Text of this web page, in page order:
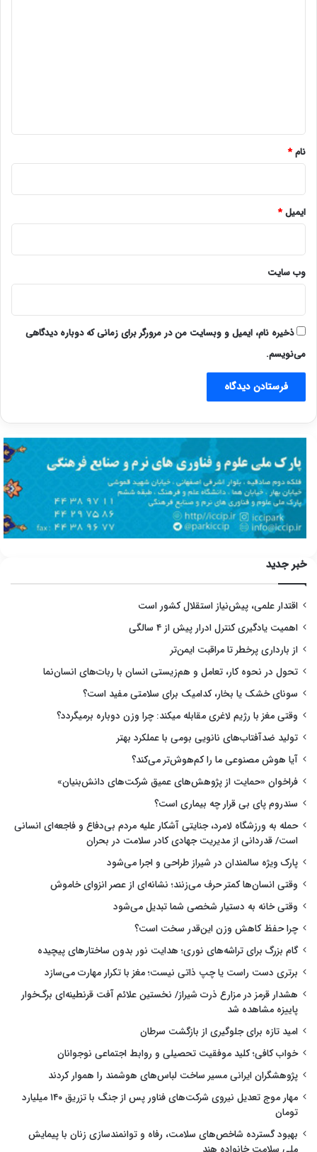
نام*
ایمیل*
وب‌ سایت
ذخیره نام، ایمیل و وبسایت من در مرورگر برای زمانی که دوباره دیدگاهی
می‌نویسم.
خبر جدید
اقتدار علمی، پیش‌نیاز استقلال کشور است
اهمیت یادگیری کنترل ادرار پیش از ۴ سالگی
از بارداری پرخطر تا مراقبت ایمن‌تر
تحول در نحوه کار، تعامل و هم‌زیستی انسان با ربات‌های انسان‌نما
سونای خشک یا بخار، کدامیک برای سلامتی مفید است؟
وقتی مغز با رژیم لاغری مقابله میکند: چرا وزن دوباره برمیگردد؟
تولید ضدآفتاب‌های نانویی بومی با عملکرد بهتر
آیا هوش مصنوعی ما را کم‌هوش‌تر می‌کند؟
فراخوان «حمایت از پژوهش‌های عمیق شرکت‌های دانش‌بنیان»
سندروم پای بی قرار چه بیماری است؟
حمله به ورزشگاه لامرد، جنایتی آشکار علیه مردم بی‌دفاع و فاجعه‌ای انسانی
است/ قدردانی از مدیریت جهادی کادر سلامت در بحران
پارک ویژه سالمندان در شیراز طراحی و اجرا می‌شود
وقتی انسان‌ها کمتر حرف می‌زنند؛ نشانه‌ای از عصر انزوای خاموش
وقتی خانه به دستیار شخصی شما تبدیل می‌شود
چرا حفظ کاهش وزن این‌قدر سخت است؟
گام بزرگ برای تراشه‌های نوری؛ هدایت نور بدون ساختارهای پیچیده
برتری دست راست یا چپ ذاتی نیست؛ مغز با تکرار مهارت می‌سازد
هشدار قرمز در مزارع ذرت شیراز/ نخستین علائم آفت قرنطینه‌ای برگ‌خوار
پاییزه مشاهده شد
امید تازه برای جلوگیری از بازگشت سرطان
خواب کافی؛ کلید موفقیت تحصیلی و روابط اجتماعی نوجوانان
پژوهشگران ایرانی مسیر ساخت لباس‌های هوشمند را هموار کردند
مهار موج تعدیل نیروی شرکت‌های فناور پس از جنگ با تزریق ۱۴۰ میلیارد
تومان
بهبود گسترده شاخص‌های سلامت، رفاه و توانمندسازی زنان با پیمایش